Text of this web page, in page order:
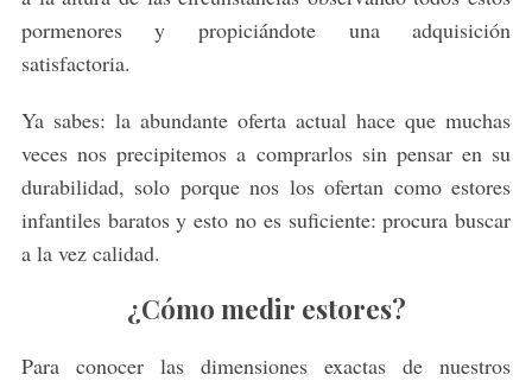
pormenores y propiciándote una adquisición
satisfactoria.
Ya sabes: la abundante oferta actual hace que muchas
veces nos precipitemos a comprarlos sin pensar en su
durabilidad, solo porque nos los ofertan como estores
infantiles baratos y esto no es suficiente: procura buscar
a la vez calidad.
¿Cómo medir estores?
Para conocer las dimensiones exactas de nuestros